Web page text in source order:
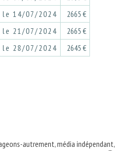
14/07/2024
2665 €
21/07/2024
2665 €
28/07/2024
2645 €
autrement, média indépendant,